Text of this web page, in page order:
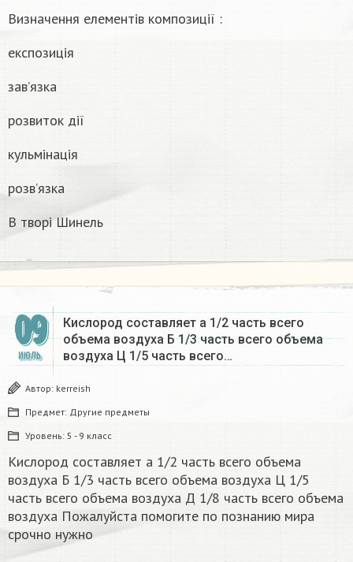
Визначення елементів композиції :
експозиція
зав’язка
розвиток дії
кульмінація
розв’язка
В творі Шинель
09
ИЮЛЬ
Кислород составляет а 1/2 часть всего
объема воздуха Б 1/3 часть всего объема
воздуха Ц 1/5 часть всего…
Автор: kerreish
Предмет: Другие предметы
Уровень: 5 - 9 класс
Кислород составляет а 1/2 часть всего объема
воздуха Б 1/3 часть всего объема воздуха Ц 1/5
часть всего объема воздуха Д 1/8 часть всего объема
воздуха Пожалуйста помогите по познанию мира
срочно нужно